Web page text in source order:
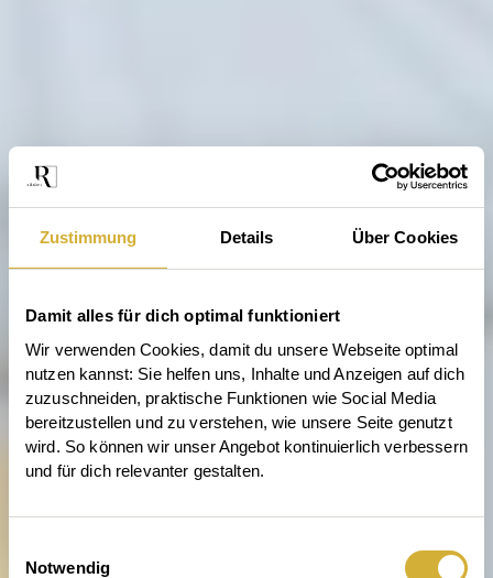
Zustimmung Details Über Cookies
Damit alles für dich optimal funktioniert
Wir verwenden Cookies, damit du unsere Webseite optimal
nutzen kannst: Sie helfen uns, Inhalte und Anzeigen auf dich
zuzuschneiden, praktische Funktionen wie Social Media
bereitzustellen und zu verstehen, wie unsere Seite genutzt
wird. So können wir unser Angebot kontinuierlich verbessern
und für dich relevanter gestalten.
Notwendig